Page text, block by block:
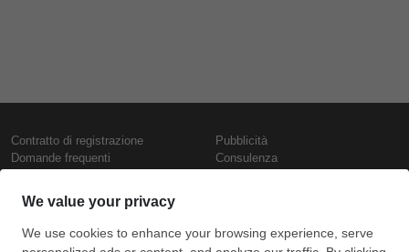
Contratto di registrazione
Domande frequenti
Presentazione
Contattaci
Termini di utilizzo
Politica di riservatezza
Pubblicità
Consulenza